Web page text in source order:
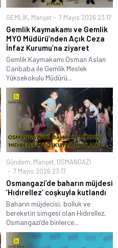
GEMLİK, Manşet 7 Mayıs 2026 23:17
Gemlik Kaymakamı ve Gemlik
MYO Müdürü’nden Açık Ceza
İnfaz Kurumu’na ziyaret
Gemlik Kaymakamı Osman Aslan
Canbaba ile Gemlik Meslek
Yüksekokulu Müdürü...
Gündem, Manşet, OSMANGAZİ
7 Mayıs 2026 23:17
Osmangazi’de baharın müjdesi
‘Hıdırellez’ coşkuyla kutlandı
Baharın müjdecisi, bolluk ve
bereketin simgesi olan Hıdırellez,
Osmangazi’de binlerce...